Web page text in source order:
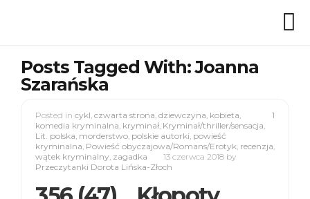
Posts Tagged With: Joanna
Szarańska
1
Posted in cykl, czwarta strona, dziewczyna, kobieta,
komedia kryminalna, kryminał, Kryminał/thriller/sensacja,
Lit. polska, morderstwo, polskie autorki, powieść
kryminalna, Powieść obyczajowa/Romans/Erotyk, recenzja,
wątek kryminalny, zagadka 13 czerwca 2018 by
Przeczytanki Dorota Lińska-Złoch